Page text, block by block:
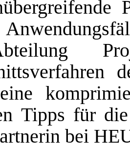
Tipps für
bei